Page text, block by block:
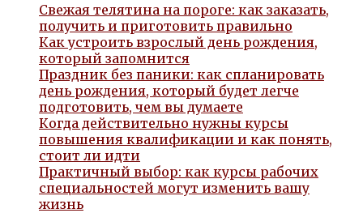
Свежая телятина на пороге: как заказать,
получить и приготовить правильно
Как устроить взрослый день рождения,
который запомнится
Праздник без паники: как спланировать
день рождения, который будет легче
подготовить, чем вы думаете
Когда действительно нужны курсы
повышения квалификации и как понять,
стоит ли идти
Практичный выбор: как курсы рабочих
специальностей могут изменить вашу
жизнь